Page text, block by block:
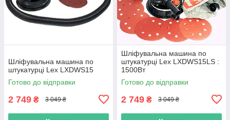
Шліфувальна машина по
штукатурці Lex LXDWS15
Готово до відправки
2 749 ₴ 3 049 ₴
Шліфувальна машина по
штукатурці Lex LXDWS15LS :
1500Вт
Готово до відправки
2 749 ₴ 3 049 ₴